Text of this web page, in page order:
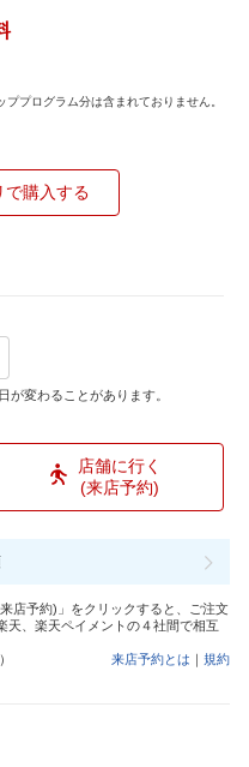
プログラム分は含まれておりません。
で購入する
変わることがあります。
店舗に行く
(来店予約)
店予約)」をクリックすると、ご注文
天、楽天ペイメントの４社間で相互
来店予約とは ｜ 規約